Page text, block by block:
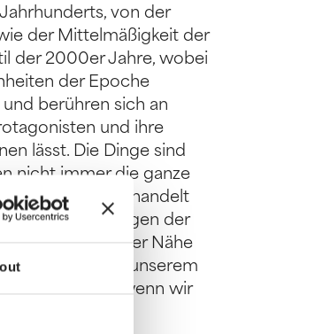
von der
der Mittelmäßigkeit der
der 2000er Jahre, wobei
der Epoche
berühren sich an
und ihre
lässt. Die Dinge sind
nicht immer die ganze
spielend, handelt
Fehlleistungen der
und der Nähe
Momente in unserem
zurecht, wenn wir